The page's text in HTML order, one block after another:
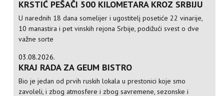
KRSTIĆ PEŠAČI 500 KILOMETARA KROZ SRBIJU
U narednih 18 dana somelijer i ugostitelj posetiće 22 vinarije,
10 manastira i pet vinskih rejona Srbije, podižući svest o dve
važne sorte
03.08.2026.
KRAJ RADA ZA GEUM BISTRO
Bio je jedan od prvih ruskih lokala u prestonici koje smo
zavoleli, i zbog atmosfere i zbog savremene, sezonske i